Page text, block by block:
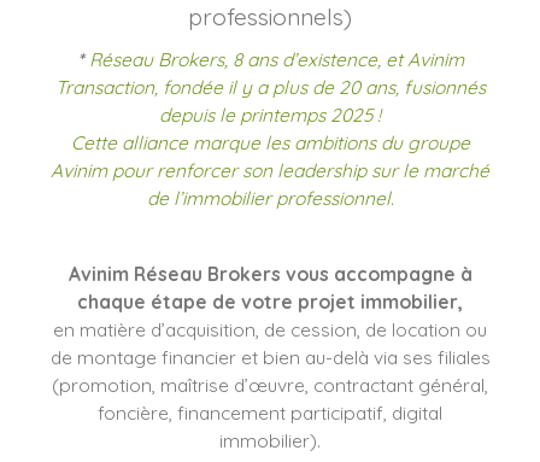
professionnels)
*Réseau Brokers, 8 ans d’existence, et Avinim
Transaction, fondée il y a plus de 20 ans, fusionnés
depuis le printemps 2025 !
Cette alliance marque les ambitions du groupe
Avinim pour renforcer son leadership sur le marché
de l’immobilier professionnel.
Avinim Réseau Brokers vous accompagne à
chaque étape de votre projet immobilier,
en matière d’acquisition, de cession, de location ou
de montage financier et bien au-delà via ses filiales
(promotion, maîtrise d’œuvre, contractant général,
foncière, financement participatif, digital
immobilier).